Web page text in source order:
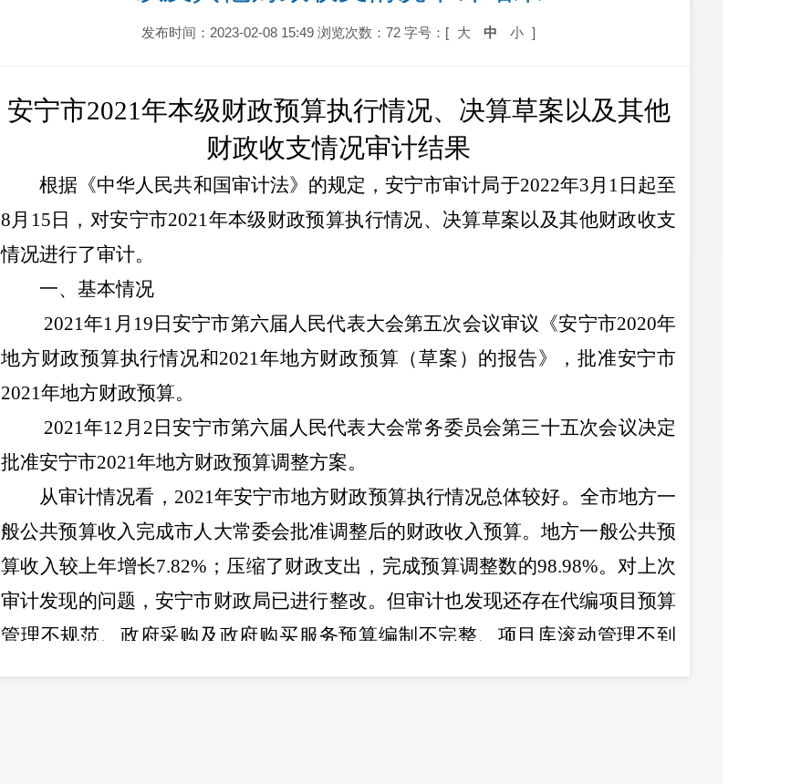
发布时间：2023-02-08 15:49 浏览次数：72 字号：[ 大 中 小 ]
安宁市2021年本级财政预算执行情况、决算草案以及其他
财政收支情况审计结果
根据《中华人民共和国审计法》的规定，安宁市审计局于2022年3月 1 日起至
8月 15 日 ， 对安宁市2021年本级财政预算执行情况、决算草案以及其他财政收支
情况进行了审计。
一、基本情况
2021年1 月 19 日安宁市第六届人民代表大会第五次会议审议《安宁市2020年
地方财政预算执行情况和2021年地方财政预算（草案）的报告》，批准安宁市
2021年地方财政预算。
2021年12 月 2 日安宁市第六届人民代表大会常务委员会第三十五次会议决定
批准安宁市2021年地方财政预算调整方案。
从审计情况看， 2021年安宁市地方财政预算执行情况总体较好。全市地方一
般公共预算收入完成市人大常委会批准调整后的财政收入预算。地方一般公共预
算收入较上年增长7.82% ；压缩了财政支出，完成预算调整数的98.98%。对上次
审计发现的问题，安宁市财政局已进行整改。但审计也发现还存在代编项目预算
管理不规范、政府采购及政府购买服务预算编制不完整、项目库滚动管理不到